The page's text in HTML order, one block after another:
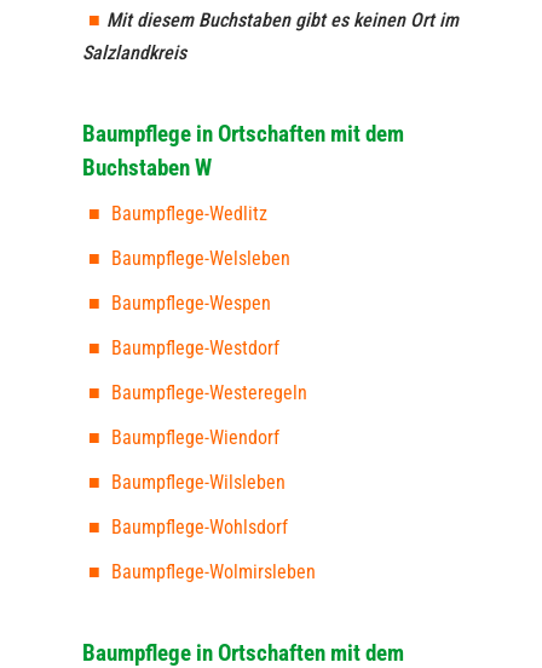
Mit diesem Buchstaben gibt es keinen Ort im
Salzlandkreis
Baumpflege in Ortschaften mit dem
Buchstaben W
Baumpflege-Wedlitz
Baumpflege-Welsleben
Baumpflege-Wespen
Baumpflege-Westdorf
Baumpflege-Westeregeln
Baumpflege-Wiendorf
Baumpflege-Wilsleben
Baumpflege-Wohlsdorf
Baumpflege-Wolmirsleben
Baumpflege in Ortschaften mit dem